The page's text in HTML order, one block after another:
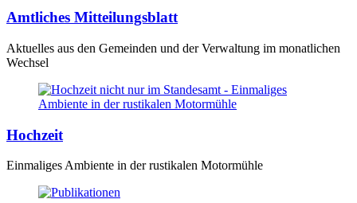
Amtliches Mitteilungsblatt
Aktuelles aus den Gemeinden und der Verwaltung im monatlichen
Wechsel
Hochzeit
Einmaliges Ambiente in der rustikalen Motormühle